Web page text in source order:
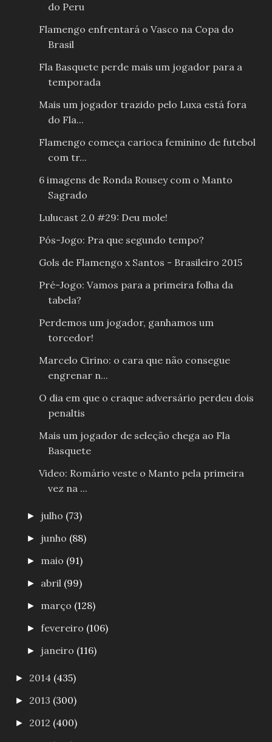
do Peru
Flamengo enfrentará o Vasco na Copa do
Brasil
Fla Basquete perde mais um jogador para a
temporada
Mais um jogador trazido pelo Luxa está fora
do Fla...
Flamengo começa carioca feminino de futebol
com tr...
6 imagens de Ronda Rousey com o Manto
Sagrado
Lulucast 2.0 #29: Deu mole!
Pós-Jogo: Pra que segundo tempo?
Gols de Flamengo x Santos - Brasileiro 2015
Pré-Jogo: Vamos para a primeira folha da
tabela?
Perdemos um jogador, ganhamos um
torcedor!
Marcelo Cirino: o cara que não consegue
engrenar n...
O dia em que o craque adversário perdeu dois
penaltis
Mais um jogador de seleção chega ao Fla
Basquete
Video: Romário veste o Manto pela primeira
vez na ...
► julho (73)
► junho (88)
► maio (91)
► abril (99)
► março (128)
►fevereiro (106)
► janeiro (116)
► 2014 (435)
► 2013 (300)
► 2012 (400)